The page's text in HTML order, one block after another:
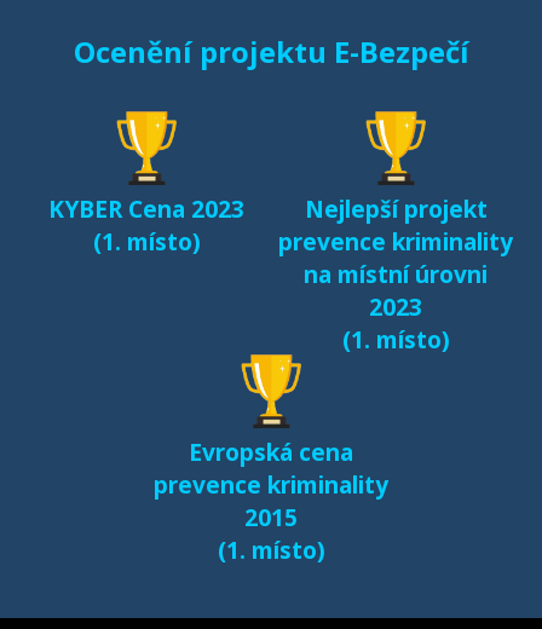
Ocenění projektu E-Bezpečí
KYBER Cena 2023
(1. místo)
Nejlepší projekt
prevence kriminality
na místní úrovni
2023
(1. místo)
Evropská cena
prevence kriminality
2015
(1. místo)